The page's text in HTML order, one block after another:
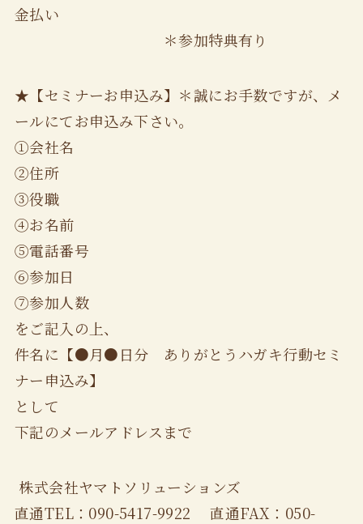
金払い
＊参加特典有り
★【セミナーお申込み】＊誠にお手数ですが、メ
ールにてお申込み下さい。
①会社名
②住所
③役職
④お名前
⑤電話番号
⑥参加日
⑦参加人数
をご記入の上、
件名に【●月●日分 ありがとうハガキ行動セミ
ナー申込み】
として
下記のメールアドレスまで
株式会社ヤマトソリューションズ
直通TEL：090-5417-9922 直通FAX：050-